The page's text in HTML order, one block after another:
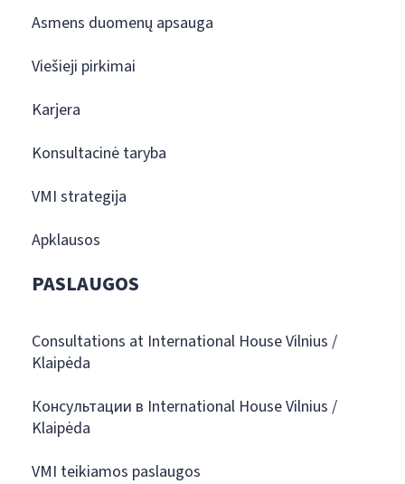
Asmens duomenų apsauga
Viešieji pirkimai
Karjera
Konsultacinė taryba
VMI strategija
Apklausos
PASLAUGOS
Consultations at International House Vilnius /
Klaipėda
Консультации в International House Vilnius /
Klaipėda
VMI teikiamos paslaugos